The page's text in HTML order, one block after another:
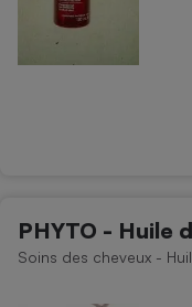
PHYTO - Huile
Soins des cheveux -